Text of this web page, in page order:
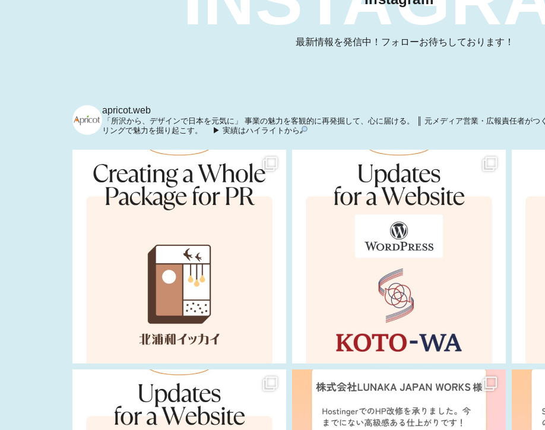
最新情報を発信中！フォローお待ちしております！
apricot.web
「所沢から、デザインで日本を元気に」 事業の魅力を客観的に再発掘して、心に届ける。 ║ 元メディア営業・広報責任者がつ
リングで魅力を掘り起こす。
▶ 実績はハイライトから